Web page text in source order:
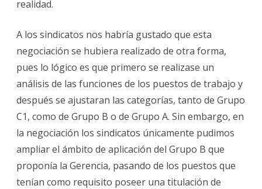
realidad.
A los sindicatos nos habría gustado que esta
negociación se hubiera realizado de otra forma,
pues lo lógico es que primero se realizase un
análisis de las funciones de los puestos de trabajo y
después se ajustaran las categorías, tanto de Grupo
C1, como de Grupo B o de Grupo A. Sin embargo, en
la negociación los sindicatos únicamente pudimos
ampliar el ámbito de aplicación del Grupo B que
proponía la Gerencia, pasando de los puestos que
tenían como requisito poseer una titulación de